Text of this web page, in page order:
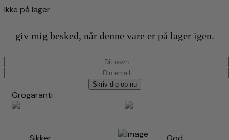
2-3 meter
Blade:
Store, tredelte blade (op til 30 cm lange)
Grønne om sommeren, gyldne om efteråret
Blomster:
Store, lilla blomster (op til 5 cm i diameter)
Dufter smukt om foråret
Store, gule frugter (op til 450g)
Ikke på lager
giv mig besked, når denne vare er på lager igen.
Skriv dig op nu
Grogaranti